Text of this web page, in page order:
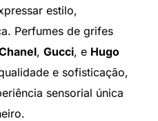
estilo,
Perfumes de grifes
, Gucci, e Hugo
e sofisticação,
sensorial única